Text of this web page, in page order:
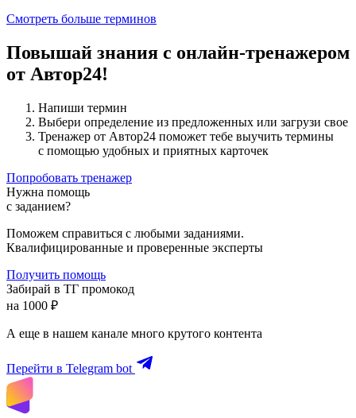
Смотреть больше терминов
Повышай знания с онлайн-тренажером
от Автор24!
Напиши термин
Выбери определение из предложенных или загрузи свое
Тренажер от Автор24 поможет тебе выучить термины
с помощью удобных и приятных карточек
Попробовать тренажер
Нужна помощь
с заданием?
Поможем справиться с любыми заданиями.
Квалифицированные и проверенные эксперты
Получить помощь
Забирай в ТГ промокод
на 1000 ₽
А еще в нашем канале много крутого контента
Перейти в Telegram bot